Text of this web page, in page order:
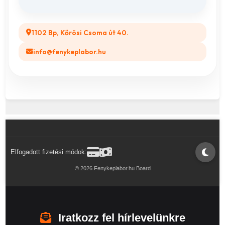
1102 Bp, Kőrösi Csoma út 40.
info@fenykeplabor.hu
Elfogadott fizetési módok:
© 2026 Fenykeplabor.hu Board
Iratkozz fel hírlevelünkre